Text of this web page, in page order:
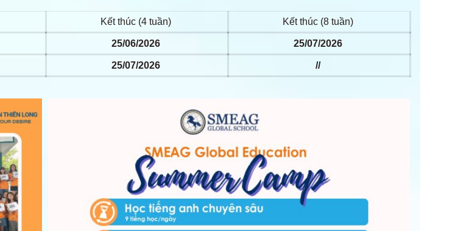
Kết thúc (4 tuần) Kết thúc (8 tuần)
25/06/2026 25/07/2026
25/07/2026 //